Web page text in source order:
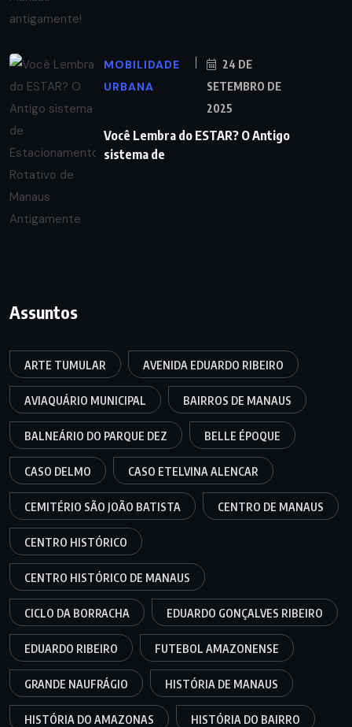
MOBILIDADE
URBANA
24 DE
SETEMBRO DE
2025
Você Lembra do ESTAR? O Antigo
sistema de
Assuntos
ARTE TUMULAR AVENIDA EDUARDO RIBEIRO
AVIAQUÁRIO MUNICIPAL BAIRROS DE MANAUS
BALNEÁRIO DO PARQUE DEZ BELLE ÉPOQUE
CASO DELMO CASO ETELVINA ALENCAR
CEMITÉRIO SÃO JOÃO BATISTA CENTRO DE MANAUS
CENTRO HISTÓRICO
CENTRO HISTÓRICO DE MANAUS
CICLO DA BORRACHA EDUARDO GONÇALVES RIBEIRO
EDUARDO RIBEIRO FUTEBOL AMAZONENSE
GRANDE NAUFRÁGIO HISTÓRIA DE MANAUS
HISTÓRIA DO AMAZONAS HISTÓRIA DO BAIRRO